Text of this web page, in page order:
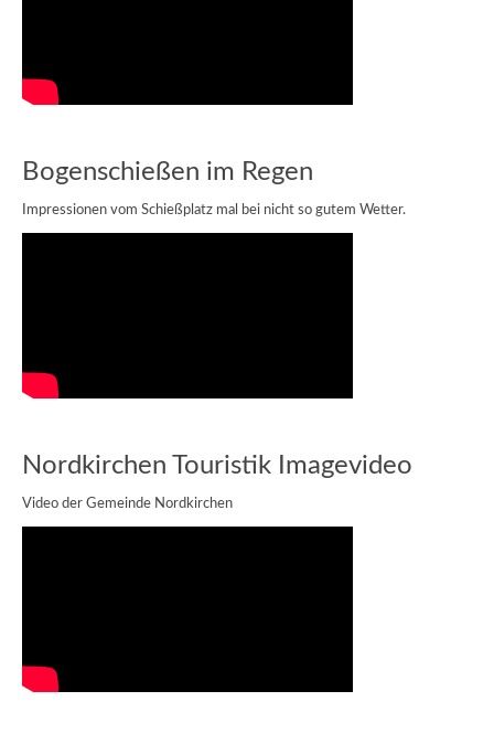
Bogenschießen im Regen
Impressionen vom Schießplatz mal bei nicht so gutem Wetter.
Nordkirchen Touristik Imagevideo
Video der Gemeinde Nordkirchen